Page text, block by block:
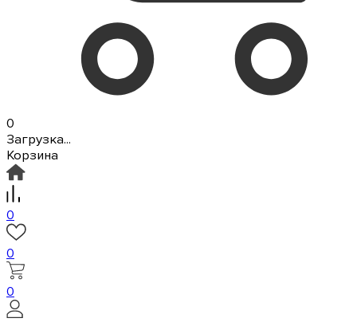
0
Загрузка...
Корзина
0
0
0